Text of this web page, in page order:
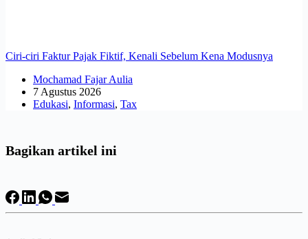
Ciri-ciri Faktur Pajak Fiktif, Kenali Sebelum Kena Modusnya
Mochamad Fajar Aulia
7 Agustus 2026
Edukasi, Informasi, Tax
Bagikan artikel ini